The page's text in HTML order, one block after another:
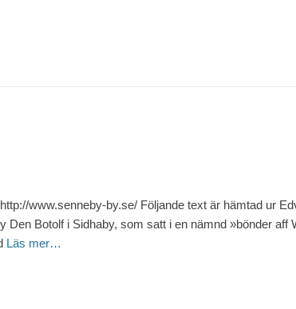
www.senneby-by.se/ Följande text är hämtad ur
Botolf i Sidhaby, som satt i en nämnd »bönder aff
Läs mer…